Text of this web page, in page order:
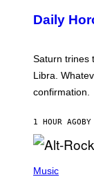
S
T
I
N
R
E
E
A
.
Daily
Saturn trines
Libra.
confirmation.
1 HOUR AGO BY
P
Music